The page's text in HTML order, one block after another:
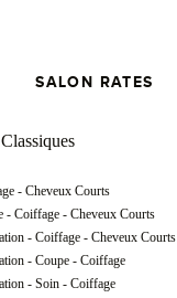
SALON RATES
- Cheveux Courts
- Coiffage - Cheveux Courts
- Coiffage - Cheveux Courts
- Coupe - Coiffage
- Soin - Coiffage